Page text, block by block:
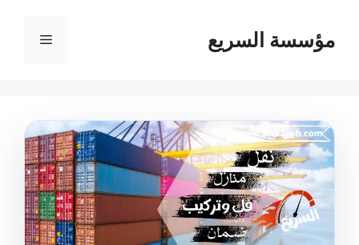
مؤسسة السريع القائمة